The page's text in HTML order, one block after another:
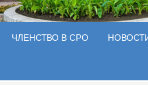
ЧЛЕНСТВО В СРО